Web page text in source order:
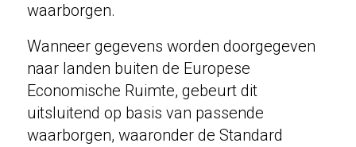
waarborgen.
Wanneer gegevens worden doorgegeven
naar landen buiten de Europese
Economische Ruimte, gebeurt dit
uitsluitend op basis van passende
waarborgen, waaronder de Standard